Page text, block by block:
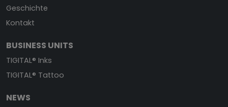
Geschichte
Kontakt
BUSINESS UNITS
TIGITAL® Inks
TIGITAL® Tattoo
NEWS